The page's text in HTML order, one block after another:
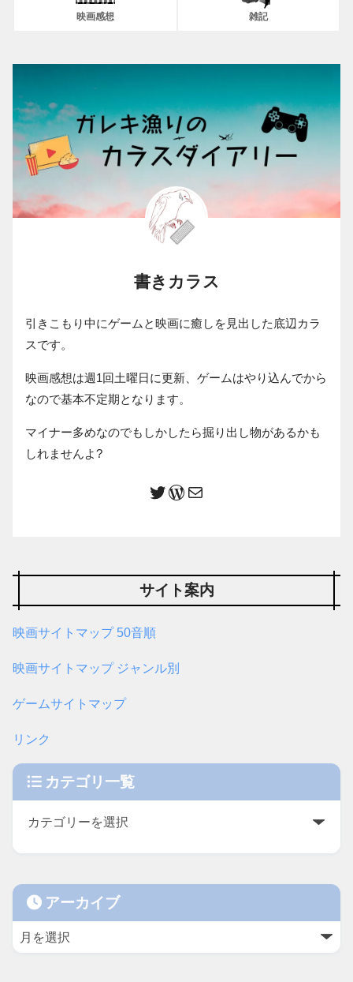
映画感想 雑記
書きカラス
引きこもり中にゲームと映画に癒しを見出した底辺カラ
スです。
映画感想は週1回土曜日に更新、ゲームはやり込んでから
なので基本不定期となります。
マイナー多めなのでもしかしたら掘り出し物があるかも
しれませんよ?
サイト案内
映画サイトマップ 50音順
映画サイトマップ ジャンル別
ゲームサイトマップ
リンク
カテゴリ一覧
アーカイブ